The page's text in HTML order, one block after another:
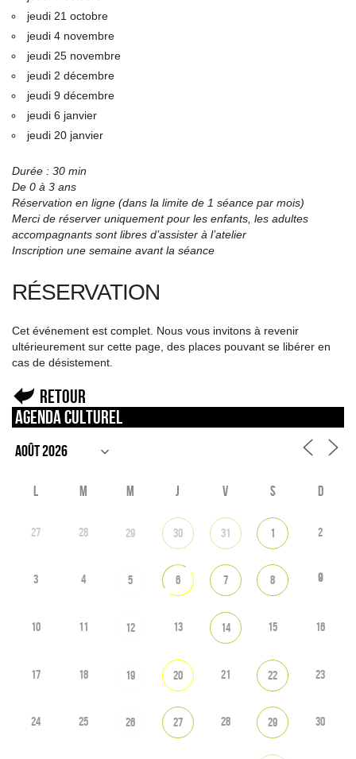
jeudi 21 octobre
jeudi 4 novembre
jeudi 25 novembre
jeudi 2 décembre
jeudi 9 décembre
jeudi 6 janvier
jeudi 20 janvier
Durée : 30 min
De 0 à 3 ans
Réservation en ligne (dans la limite de 1 séance par mois)
Merci de réserver uniquement pour les enfants, les adultes
accompagnants sont libres d’assister à l’atelier
Inscription une semaine avant la séance
RÉSERVATION
Cet événement est complet. Nous vous invitons à revenir
ultérieurement sur cette page, des places pouvant se libérer en
cas de désistement.
Retour
Agenda culturel
L M M J V S D
27 28 29 30 31 1 2
3 4 5 6 7 8 9
10 11 12 13 14 15 16
17 18 19 20 21 22 23
24 25 26 27 28 29 30